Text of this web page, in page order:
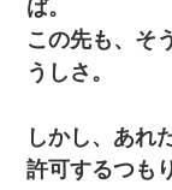
ば。
この先も、そ
うしさ。
しかし、あれ
許可するつも